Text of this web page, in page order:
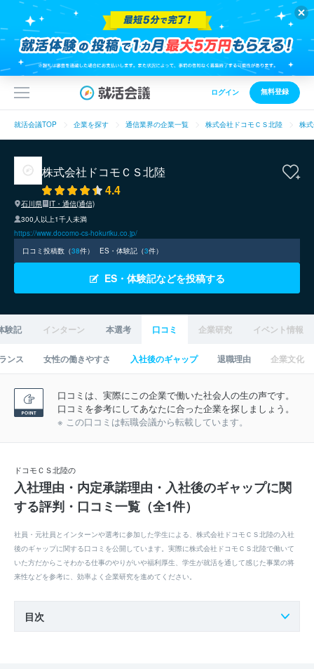
ログイン 無料登録
就活会議TOP 企業を探す 通信業界の企業一覧 株式会社ドコモＣＳ北陸 株
株式会社ドコモＣＳ北陸
4.4
石川県
IT・通信(通信)
300人以上1千人未満
https://www.docomo-cs-hokuriku.co.jp/
口コミ投稿数（38件） ES・体験記（3件）
ES・体験記などを投稿する
験記 インターン 本選考 口コミ 企業研究 イベント情報
ンス 女性の働きやすさ 入社後のギャップ 退職理由 企業文化
口コミは、実際にこの企業で働いた社会人の生の声です。
口コミを参考にしてあなたに合った企業を探しましょう。
※ この口コミは転職会議から転載しています。
ドコモＣＳ北陸の
入社理由・内定承諾理由・入社後のギャップに関
する評判・口コミ一覧（全1件）
社員・元社員とインターンや選考に参加した学生による、株式会社ドコモＣＳ北陸の入社
後のギャップに関する口コミを公開しています。実際に株式会社ドコモＣＳ北陸で働いて
いた方だからこそわかる仕事のやりがいや福利厚生、学生が就活を通して感じた事業の将
来性などを参考に、効率よく企業研究を進めてください。
目次